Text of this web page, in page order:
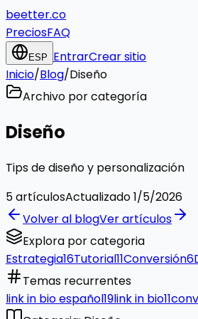
beetter.co
PreciosFAQ
ESP EntrarCrear sitio
Inicio/Blog/Diseño
Archivo por categoría
Diseño
Tips de diseño y personalización
5artículosActualizado1/5/2026
Volver al blogVer artículos
Explora por categoria
Estrategia16Tutorial11Conversión6
Temas recurrentes
link in bio español19link in bio11